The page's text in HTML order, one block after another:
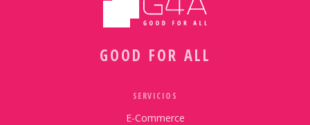
GOOD FOR ALL
SERVICIOS
E-Commerce